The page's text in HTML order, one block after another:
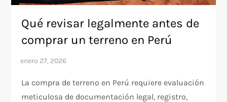
Qué revisar legalmente antes de
comprar un terreno en Perú
La compra de terreno en Perú requiere evaluación
meticulosa de documentación legal, registro,